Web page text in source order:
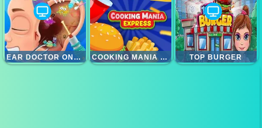
EAR DOCTOR ONLINE COOKING MANIA EXPRESS TOP BURGER